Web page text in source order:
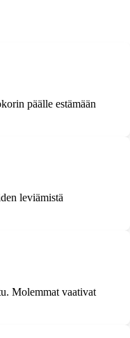
päälle estämään
leviämistä
Molemmat vaativat